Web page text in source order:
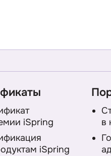
iSpring
iSpring
в